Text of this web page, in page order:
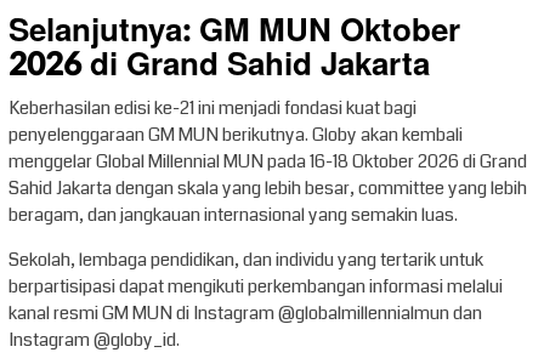
Selanjutnya: GM MUN Oktober
2026 di Grand Sahid Jakarta
Keberhasilan edisi ke-21 ini menjadi fondasi kuat bagi
penyelenggaraan GM MUN berikutnya. Globy akan kembali
menggelar Global Millennial MUN pada 16-18 Oktober 2026 di Grand
Sahid Jakarta dengan skala yang lebih besar, committee yang lebih
beragam, dan jangkauan internasional yang semakin luas.
Sekolah, lembaga pendidikan, dan individu yang tertarik untuk
berpartisipasi dapat mengikuti perkembangan informasi melalui
kanal resmi GM MUN di Instagram @globalmillennialmun dan
Instagram @globy_id.